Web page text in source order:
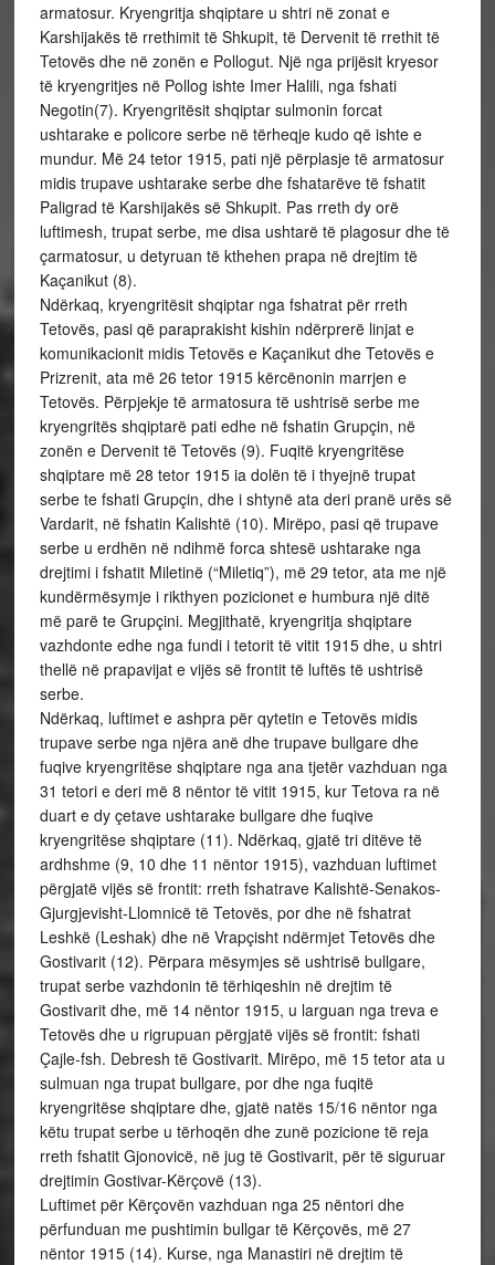
armatosur. Kryengritja shqiptare u shtri në zonat e
Karshijakës të rrethimit të Shkupit, të Dervenit të rrethit të
Tetovës dhe në zonën e Pollogut. Një nga prijësit kryesor
të kryengritjes në Pollog ishte Imer Halili, nga fshati
Negotin(7). Kryengritësit shqiptar sulmonin forcat
ushtarake e policore serbe në tërheqje kudo që ishte e
mundur. Më 24 tetor 1915, pati një përplasje të armatosur
midis trupave ushtarake serbe dhe fshatarëve të fshatit
Paligrad të Karshijakës së Shkupit. Pas rreth dy orë
luftimesh, trupat serbe, me disa ushtarë të plagosur dhe të
çarmatosur, u detyruan të kthehen prapa në drejtim të
Kaçanikut (8).
Ndërkaq, kryengritësit shqiptar nga fshatrat për rreth
Tetovës, pasi që paraprakisht kishin ndërprerë linjat e
komunikacionit midis Tetovës e Kaçanikut dhe Tetovës e
Prizrenit, ata më 26 tetor 1915 kërcënonin marrjen e
Tetovës. Përpjekje të armatosura të ushtrisë serbe me
kryengritës shqiptarë pati edhe në fshatin Grupçin, në
zonën e Dervenit të Tetovës (9). Fuqitë kryengritëse
shqiptare më 28 tetor 1915 ia dolën të i thyejnë trupat
serbe te fshati Grupçin, dhe i shtynë ata deri pranë urës së
Vardarit, në fshatin Kalishtë (10). Mirëpo, pasi që trupave
serbe u erdhën në ndihmë forca shtesë ushtarake nga
drejtimi i fshatit Miletinë (“Miletiq”), më 29 tetor, ata me një
kundërmësymje i rikthyen pozicionet e humbura një ditë
më parë te Grupçini. Megjithatë, kryengritja shqiptare
vazhdonte edhe nga fundi i tetorit të vitit 1915 dhe, u shtri
thellë në prapavijat e vijës së frontit të luftës të ushtrisë
serbe.
Ndërkaq, luftimet e ashpra për qytetin e Tetovës midis
trupave serbe nga njëra anë dhe trupave bullgare dhe
fuqive kryengritëse shqiptare nga ana tjetër vazhduan nga
31 tetori e deri më 8 nëntor të vitit 1915, kur Tetova ra në
duart e dy çetave ushtarake bullgare dhe fuqive
kryengritëse shqiptare (11). Ndërkaq, gjatë tri ditëve të
ardhshme (9, 10 dhe 11 nëntor 1915), vazhduan luftimet
përgjatë vijës së frontit: rreth fshatrave Kalishtë-Senakos-
Gjurgjevisht-Llomnicë të Tetovës, por dhe në fshatrat
Leshkë (Leshak) dhe në Vrapçisht ndërmjet Tetovës dhe
Gostivarit (12). Përpara mësymjes së ushtrisë bullgare,
trupat serbe vazhdonin të tërhiqeshin në drejtim të
Gostivarit dhe, më 14 nëntor 1915, u larguan nga treva e
Tetovës dhe u rigrupuan përgjatë vijës së frontit: fshati
Çajle-fsh. Debresh të Gostivarit. Mirëpo, më 15 tetor ata u
sulmuan nga trupat bullgare, por dhe nga fuqitë
kryengritëse shqiptare dhe, gjatë natës 15/16 nëntor nga
këtu trupat serbe u tërhoqën dhe zunë pozicione të reja
rreth fshatit Gjonovicë, në jug të Gostivarit, për të siguruar
drejtimin Gostivar-Kërçovë (13).
Luftimet për Kërçovën vazhduan nga 25 nëntori dhe
përfunduan me pushtimin bullgar të Kërçovës, më 27
nëntor 1915 (14). Kurse, nga Manastiri në drejtim të